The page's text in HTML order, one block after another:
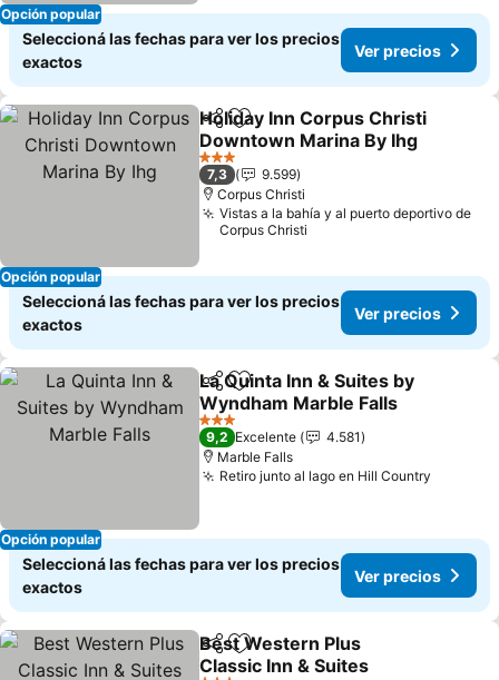
Opción popular
Seleccioná las fechas para ver los precios
exactos
Ver precios
Opción popular
CompartirAñadir a favoritos
Holiday Inn Corpus Christi
Downtown Marina By Ihg
3 Estrellas
7,3
9.599
Corpus Christi
Vistas a la bahía y al puerto deportivo de
Corpus Christi
Seleccioná las fechas para ver los precios
exactos
Ver precios
Opción popular
CompartirAñadir a favoritos
La Quinta Inn & Suites by
Wyndham Marble Falls
3 Estrellas
9,2 Excelente
4.581
Marble Falls
Retiro junto al lago en Hill Country
Seleccioná las fechas para ver los precios
exactos
Ver precios
CompartirAñadir a favoritos
Best Western Plus
Classic Inn & Suites